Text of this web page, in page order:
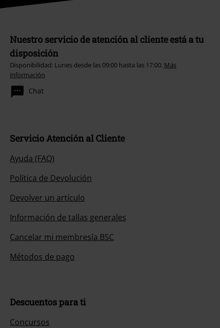
Nuestro servicio de atención al cliente está a tu
disposición
Disponibilidad: Lunes desde las 09:00 hasta las 17:00. Más
información
Chat
Servicio Atención al Cliente
Ayuda (FAQ)
Política de Devolución
Devolver un artículo
Información de tallas generales
Cancelar mi membresía BSC
Métodos de pago
Descuentos para ti
Concursos